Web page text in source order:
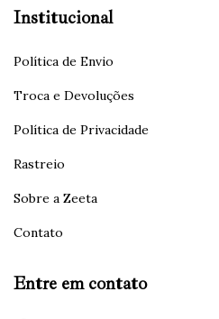
Institucional
Política de Envio
Troca e Devoluções
Política de Privacidade
Rastreio
Sobre a Zeeta
Contato
Entre em contato